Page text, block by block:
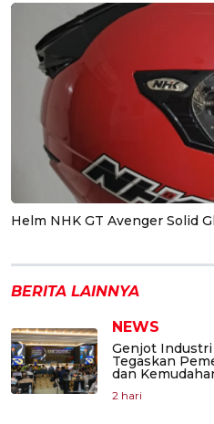
Helm NHK GT Avenger Solid
BERITA LAINNYA
NEWS
Genjot
Tegaskan
dan
2 hari